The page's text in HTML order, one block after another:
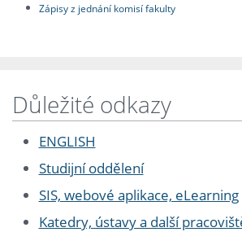
Zápisy z jednání komisí fakulty
Důležité odkazy
ENGLISH
Studijní oddělení
SIS, webové aplikace, eLearning
Katedry, ústavy a další